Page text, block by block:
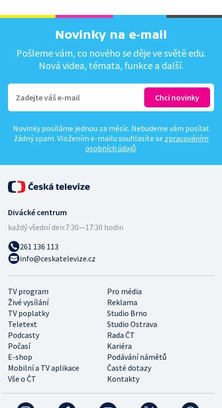
Novinky na e-mail
Pošleme vám, co nového se děje ve světě edu.
Nová videa, témata, funkce a další.
Novinky posíláme jednou za měsíc. Nebudeme vám posílat
žádný spam. Vložením e-mailu souhlasíte se zpracováním
osobních údajů.